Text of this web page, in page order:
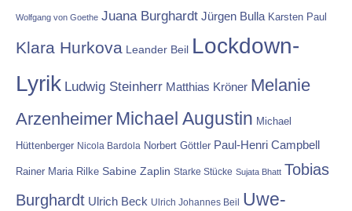
Wolfgang von Goethe Juana Burghardt Jürgen Bulla Karsten Paul
Klara Hurkova Leander Beil Lockdown-
Lyrik Ludwig Steinherr Matthias Kröner Melanie
Arzenheimer Michael Augustin Michael
Hüttenberger Nicola Bardola Norbert Göttler Paul-Henri Campbell
Rainer Maria Rilke Sabine Zaplin Starke Stücke Sujata Bhatt Tobias
Burghardt Ulrich Beck Ulrich Johannes Beil
Uwe-